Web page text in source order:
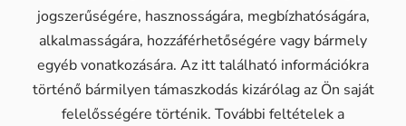
jogszerűségére, hasznosságára, megbízhatóságára,
alkalmasságára, hozzáférhetőségére vagy bármely
egyéb vonatkozására. Az itt található információkra
történő bármilyen támaszkodás kizárólag az Ön saját
felelősségére történik. További feltételek a